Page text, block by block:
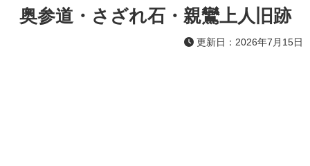
奥参道・さざれ石・親鸞上人旧跡
更新日：2026年7月15日